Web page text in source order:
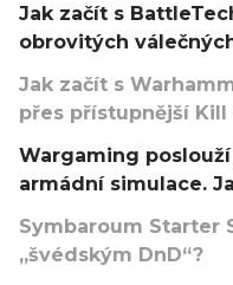
Jak začít s
obrovitých
Jak začít s
přes přístupnější Kill
Wargaming
armádní simulace.
Symbaroum Starter
„švédským DnD“?